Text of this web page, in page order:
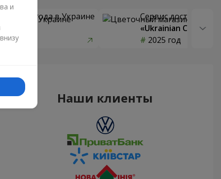
цветов года в Украине
Сервис доставки
«Ukrainian Choice»
2025 год
Наши клиенты
и